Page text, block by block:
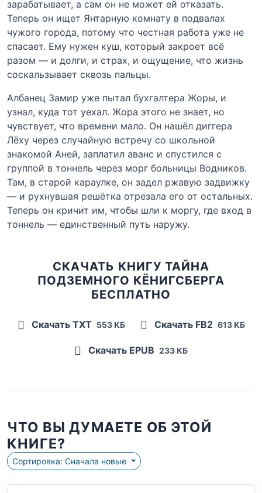
зарабатывает, а сам он не может ей отказать.
Теперь он ищет Янтарную комнату в подвалах
чужого города, потому что честная работа уже не
спасает. Ему нужен куш, который закроет всё
разом — и долги, и страх, и ощущение, что жизнь
соскальзывает сквозь пальцы.
Албанец Замир уже пытал бухгалтера Жоры, и
узнал, куда тот уехал. Жора этого не знает, но
чувствует, что времени мало. Он нашёл диггера
Лёху через случайную встречу со школьной
знакомой Аней, заплатил аванс и спустился с
группой в тоннель через морг больницы Водников.
Там, в старой караулке, он задел ржавую задвижку
— и рухнувшая решётка отрезала его от остальных.
Теперь он кричит им, чтобы шли к моргу, где вход в
тоннель — единственный путь наружу.
СКАЧАТЬ КНИГУ ТАЙНА
ПОДЗЕМНОГО КЁНИГСБЕРГА
БЕСПЛАТНО
Скачать TXT 553 КБ Скачать FB2 613 КБ
Скачать EPUB 233 КБ
ЧТО ВЫ ДУМАЕТЕ ОБ ЭТОЙ
КНИГЕ?
Сортировка: Сначала новые